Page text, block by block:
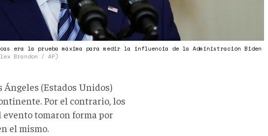
era la prueba máxima para medir la influencia de la Administración Biden
Brandon / AP)
Ángeles (Estados Unidos)
Por el contrario, los
tomaron forma por
el mismo.